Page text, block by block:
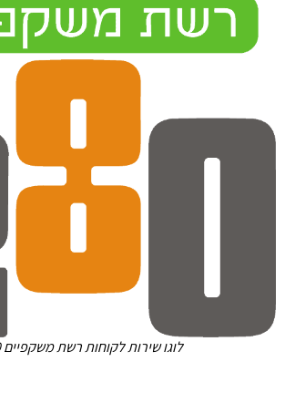
לוגו שירות לקוחות רשת משקפיים 280